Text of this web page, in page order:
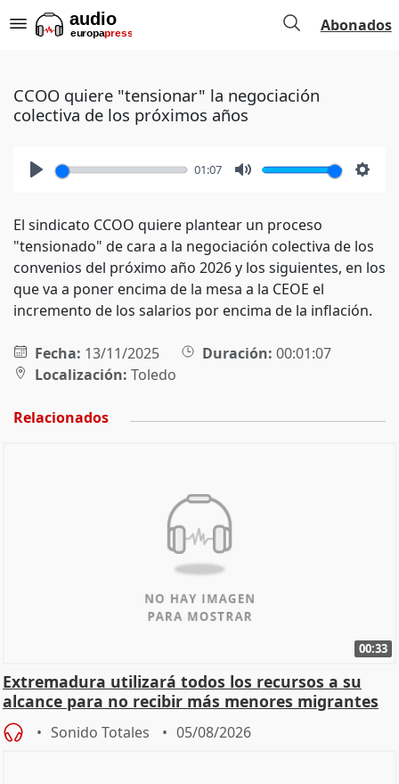
Abonados
CCOO quiere "tensionar" la negociación
colectiva de los próximos años
01:07
El sindicato CCOO quiere plantear un proceso
"tensionado" de cara a la negociación colectiva de los
convenios del próximo año 2026 y los siguientes, en los
que va a poner encima de la mesa a la CEOE el
incremento de los salarios por encima de la inflación.
Fecha: 13/11/2025 Duración: 00:01:07
Localización: Toledo
Relacionados
00:33
Extremadura utilizará todos los recursos a su
alcance para no recibir más menores migrantes
Sonido Totales 05/08/2026